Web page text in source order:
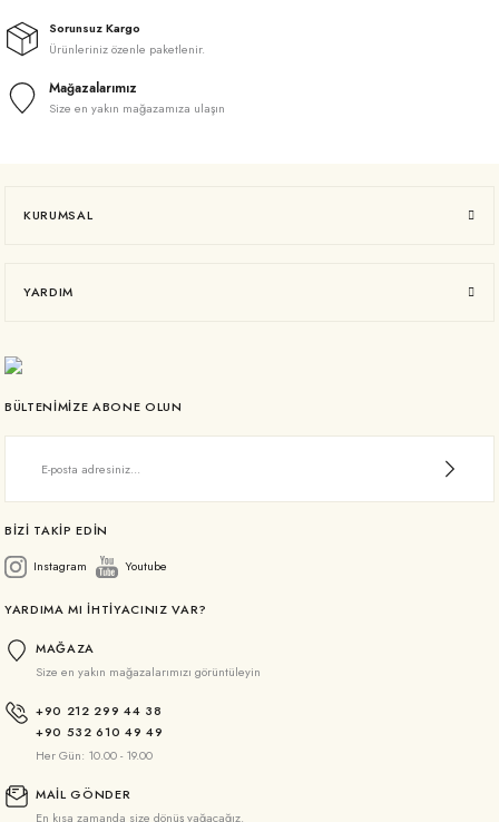
Sorunsuz Kargo
Ürünleriniz özenle paketlenir.
Mağazalarımız
Size en yakın mağazamıza ulaşın
KURUMSAL
YARDIM
BÜLTENİMİZE ABONE OLUN
BİZİ TAKİP EDİN
Instagram
Youtube
YARDIMA MI İHTİYACINIZ VAR?
MAĞAZA
Size en yakın mağazalarımızı görüntüleyin
+90 212 299 44 38
+90 532 610 49 49
Her Gün: 10.00 - 19.00
MAİL GÖNDER
En kısa zamanda size dönüş yağacağız.